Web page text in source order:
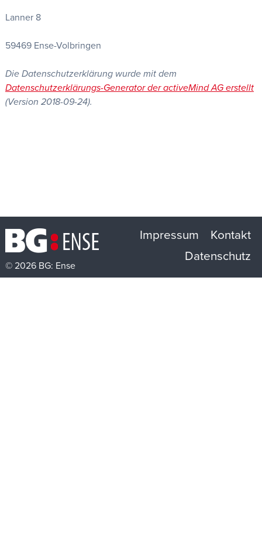
Lanner 8
59469 Ense-Volbringen
Die Datenschutzerklärung wurde mit dem
Datenschutzerklärungs-Generator der activeMind AG erstellt
(Version 2018-09-24).
Kontakt
Impressum
Datenschutz
© 2026 BG: Ense